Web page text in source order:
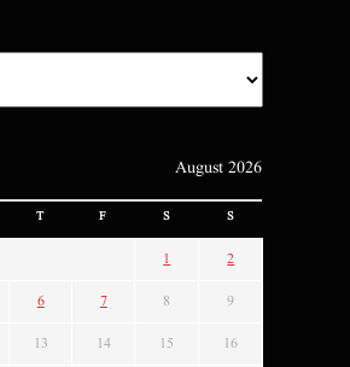
August 2026
T F S S
1 2
6 7 8 9
13 14 15 16